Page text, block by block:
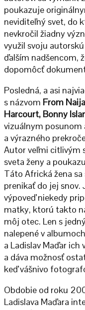
poukazuje
neviditeľný svet, do
nevkročil žiadny
využil svoju
ďalším nadšencom,
dopomôcť
Posledná, a asi
s názvom From
Harcourt, Bonny
vizuálnym
a výrazného
Autor veľmi citlivým
sveta ženy a
Táto Africká žena
prenikať do jej snov.
výpoveď niekedy
matky, ktorú takto
môj otec. Len s
nalepené v
a Ladislav Maďar
a dáva možnosť
keď vášnivo
Obdobie od roku
Ladislava Maďara